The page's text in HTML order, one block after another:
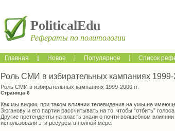
PoliticalEdu
Рефераты по политологии
Главная Новое Популярное Список
Роль СМИ в избирательных кампаниях 1999-
Роль СМИ в избирательных кампаниях 1999-2000 гг.
Страница 6
Как мы видим, при таком влиянии телевидения на умы не
Зюганову и его партии рассчитывать на то, чтобы “отбить”
Другие претенденты на власть знали о почти волшебном
использовали эти ресурсы в полной мере.